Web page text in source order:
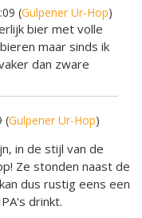
(Gulpener Ur-Hop)
bier met volle
maar sinds ik
dan zware
(Gulpener Ur-Hop)
in de stijl van de
Ze stonden naast de
dus rustig eens een
drinkt.